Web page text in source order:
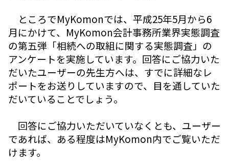
ところでMyKomonでは、平成25年5月から6
月にかけて、MyKomon会計事務所業界実態調査
の第五弾「相続への取組に関する実態調査」の
アンケートを実施しています。回答にご協力いた
だいたユーザーの先生方へは、すでに詳細なレ
ポートをお送りしていますので、目を通していた
だいていることでしょう。
回答にご協力いただいていなくとも、ユーザー
であれば、ある程度はMyKomon内でご覧いただ
けます。